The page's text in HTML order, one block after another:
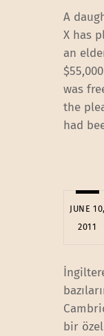
A
X has
an
was
the
had
JUNE 10,
2011
bir